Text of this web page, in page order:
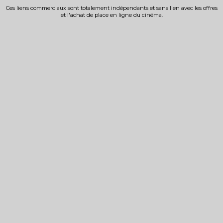
Ces liens commerciaux sont totalement indépendants et sans lien avec les offres
et l'achat de place en ligne du cinéma.